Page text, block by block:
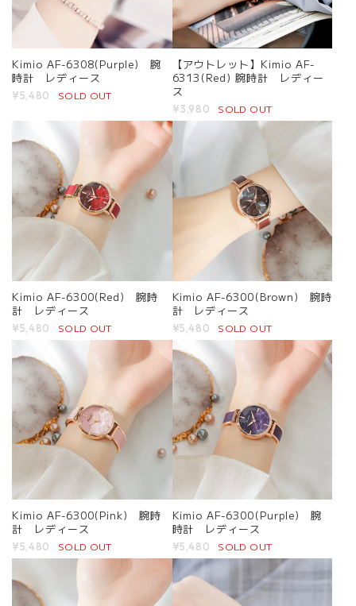
Kimio AF-6308(Purple) 腕
時計 レディース
¥5,480 SOLD OUT
【アウトレット】Kimio AF-
6313(Red) 腕時計 レディー
ス
¥3,980 SOLD OUT
Kimio AF-6300(Red) 腕時
計 レディース
¥5,480 SOLD OUT
Kimio AF-6300(Brown) 腕時
計 レディース
¥5,480 SOLD OUT
Kimio AF-6300(Pink) 腕時
計 レディース
¥5,480 SOLD OUT
Kimio AF-6300(Purple) 腕
時計 レディース
¥5,480 SOLD OUT